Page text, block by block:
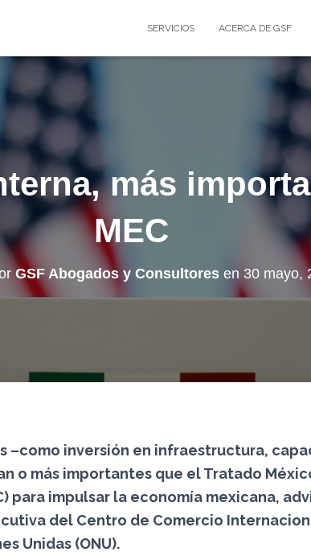
SERVICIOS ACERCA DE GSF
más
MEC
GSF Abogados y Consultores en 30 mayo,
–como inversión en infraestructura,
o más importantes que el Tratado
para impulsar la economía mexicana,
del Centro de Comercio
Unidas (ONU).